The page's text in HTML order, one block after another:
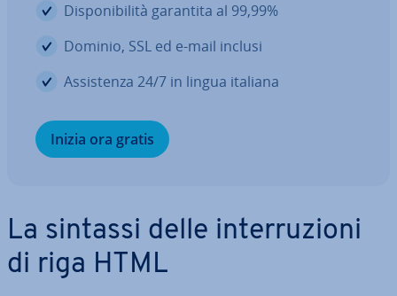
Di­spo­ni­bi­li­tà garantita al 99,99%
Dominio, SSL ed e-mail inclusi
As­si­sten­za 24/7 in lingua italiana
Inizia ora gratis
La sintassi delle in­ter­ru­zio­ni
di riga HTML